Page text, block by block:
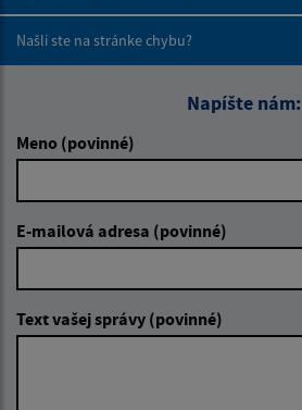
Našli ste na stránke chybu?
Napíšte nám:
Meno (povinné)
E-mailová adresa (povinné)
Text vašej správy (povinné)